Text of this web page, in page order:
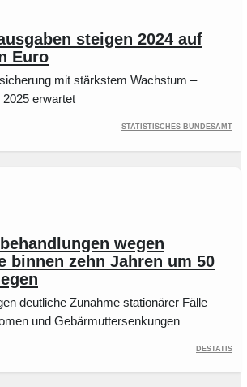
steigen 2024 auf
Euro
mit stärkstem Wachstum –
erwartet
Statistisches Bundesamt
wegen
binnen zehn Jahren um 50
deutliche Zunahme stationärer Fälle –
und Gebärmuttersenkungen
Destatis